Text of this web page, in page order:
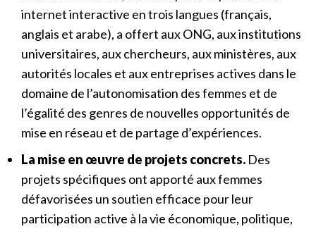
internet interactive en trois langues (français,
anglais et arabe), a offert aux ONG, aux institutions
universitaires, aux chercheurs, aux ministères, aux
autorités locales et aux entreprises actives dans le
domaine de l’autonomisation des femmes et de
l’égalité des genres de nouvelles opportunités de
mise en réseau et de partage d’expériences.
La mise en œuvre de projets concrets. Des
projets spécifiques ont apporté aux femmes
défavorisées un soutien efficace pour leur
participation active à la vie économique, politique,